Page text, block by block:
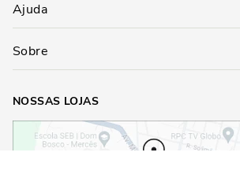
Ajuda
Sobre
NOSSAS LOJAS